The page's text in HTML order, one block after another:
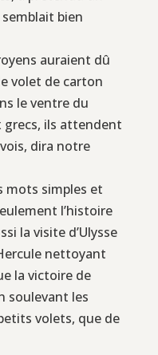
bien
auraient dû
volet de carton
le ventre du
grecs, ils attendent
dira notre
mots simples et
l’histoire
la visite d’Ulysse
nettoyant
la victoire de
soulevant les
volets, que de